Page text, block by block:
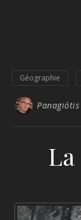
Géographie
Panagiótis